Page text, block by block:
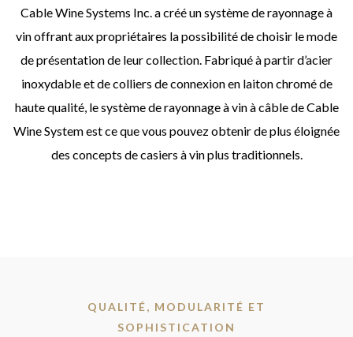
Cable Wine Systems Inc. a créé un système de rayonnage à
vin offrant aux propriétaires la possibilité de choisir le mode
de présentation de leur collection. Fabriqué à partir d’acier
inoxydable et de colliers de connexion en laiton chromé de
haute qualité, le système de rayonnage à vin à câble de Cable
Wine System est ce que vous pouvez obtenir de plus éloignée
des concepts de casiers à vin plus traditionnels.
QUALITÉ, MODULARITÉ ET
SOPHISTICATION